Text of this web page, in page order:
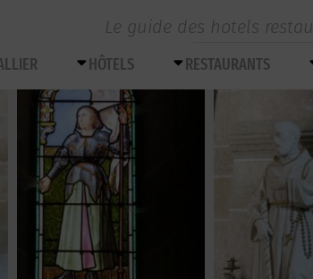
Le guide des hotels
HÔTELS RESTAURANTS